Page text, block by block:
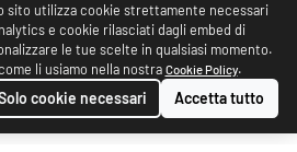
sito utilizza cookie strettamente necessari
e cookie rilasciati dagli embed di
le tue scelte in qualsiasi momento.
li usiamo nella nostra Cookie Policy.
cookie necessari Accetta tutto